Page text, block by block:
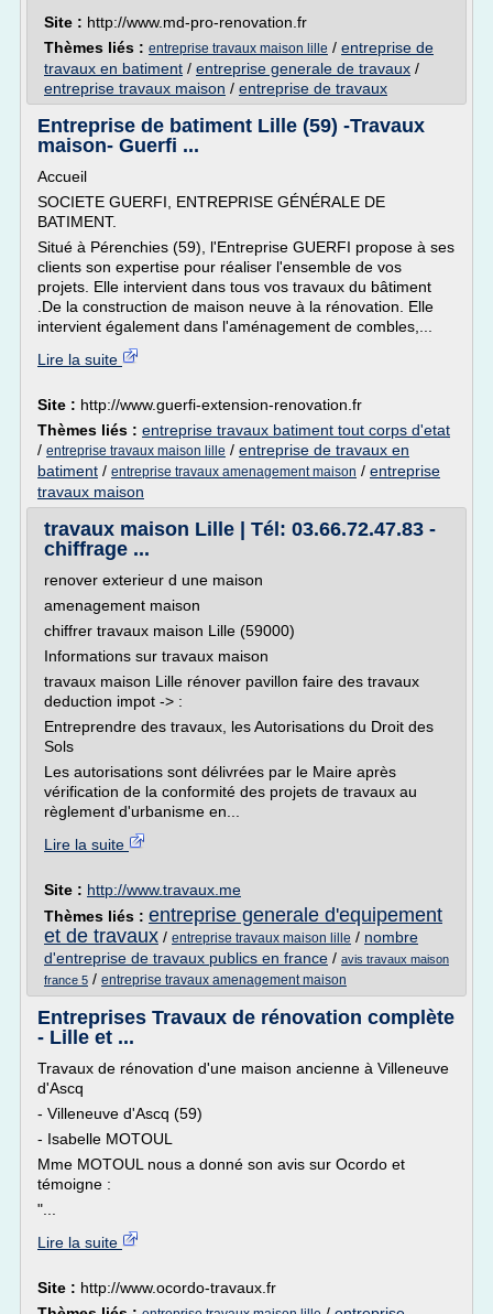
Site : http://www.md-pro-renovation.fr
Thèmes liés : entreprise travaux maison lille / entreprise de
travaux en batiment / entreprise generale de travaux /
entreprise travaux maison / entreprise de travaux
Entreprise de batiment Lille (59) -Travaux
maison- Guerfi ...
Accueil
SOCIETE GUERFI, ENTREPRISE GÉNÉRALE DE
BATIMENT.
Situé à Pérenchies (59), l'Entreprise GUERFI propose à ses
clients son expertise pour réaliser l'ensemble de vos
projets. Elle intervient dans tous vos travaux du bâtiment
.De la construction de maison neuve à la rénovation. Elle
intervient également dans l'aménagement de combles,...
Lire la suite
Site : http://www.guerfi-extension-renovation.fr
Thèmes liés : entreprise travaux batiment tout corps d'etat
/ entreprise travaux maison lille / entreprise de travaux en
batiment / entreprise travaux amenagement maison / entreprise
travaux maison
travaux maison Lille | Tél: 03.66.72.47.83 -
chiffrage ...
renover exterieur d une maison
amenagement maison
chiffrer travaux maison Lille (59000)
Informations sur travaux maison
travaux maison Lille rénover pavillon faire des travaux
deduction impot -> :
Entreprendre des travaux, les Autorisations du Droit des
Sols
Les autorisations sont délivrées par le Maire après
vérification de la conformité des projets de travaux au
règlement d'urbanisme en...
Lire la suite
Site : http://www.travaux.me
Thèmes liés : entreprise generale d'equipement
et de travaux / entreprise travaux maison lille / nombre
d'entreprise de travaux publics en france / avis travaux maison
france 5 / entreprise travaux amenagement maison
Entreprises Travaux de rénovation complète
- Lille et ...
Travaux de rénovation d'une maison ancienne à Villeneuve
d'Ascq
- Villeneuve d'Ascq (59)
- Isabelle MOTOUL
Mme MOTOUL nous a donné son avis sur Ocordo et
témoigne :
"...
Lire la suite
Site : http://www.ocordo-travaux.fr